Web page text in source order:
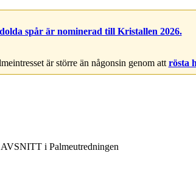
spår är nominerad till Kristallen 2026.
är större än någonsin genom att rösta
AVSNITT i Palmeutredningen